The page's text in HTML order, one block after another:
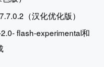
（汉化优化版）
flash-experimental和